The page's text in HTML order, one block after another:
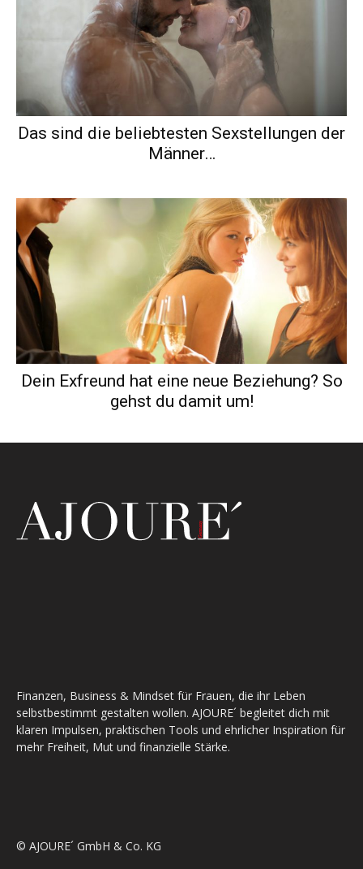
Das sind die beliebtesten Sexstellungen der
Männer…
Dein Exfreund hat eine neue Beziehung? So
gehst du damit um!
Finanzen, Business & Mindset für Frauen, die ihr Leben
selbstbestimmt gestalten wollen. AJOURE´ begleitet dich mit
klaren Impulsen, praktischen Tools und ehrlicher Inspiration für
mehr Freiheit, Mut und finanzielle Stärke.
© AJOURE´ GmbH & Co. KG